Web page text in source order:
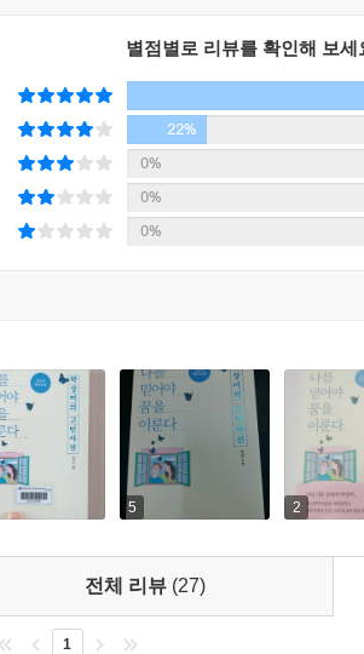
든요. 학교에서 늘 혼나는 아이였어요…….
는 동안 아버지는 제게 “상미야, 네 꿈이
보는 청소년은 한국에서 네가 유일할 거
름이 될 거야.”라고 말씀하셨어요. 나같이
요.
여러분을 믿고 응원하겠습니다.
을 통해서 청소년은 삶의 위로와 용기와 지
다. 그래서 이 책을 읽은 청소년과 어른들
이 만난 꿈을 이룬 청년들
별점별로 리뷰를 확인해 보세
22%
0%
0%
0%
5 2
전체 리뷰 (27)
1